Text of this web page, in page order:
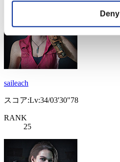
Deny
saileach
スコア:Lv:34/03'30"78
RANK
25